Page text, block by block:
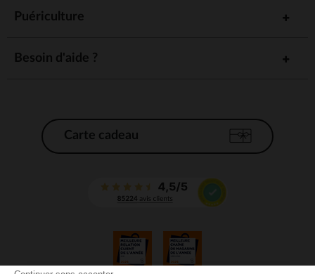
Puériculture
Besoin d'aide ?
Carte cadeau